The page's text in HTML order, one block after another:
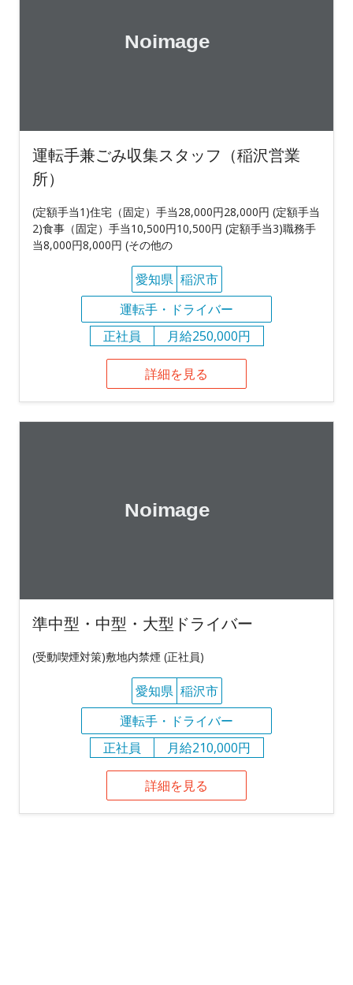
運転手兼ごみ収集スタッフ（稲沢営業
所）
(定額手当1)住宅（固定）手当28,000円28,000円 (定額手当
2)食事（固定）手当10,500円10,500円 (定額手当3)職務手
当8,000円8,000円 (その他の
愛知県 稲沢市
運転手・ドライバー
正社員
月給250,000円
詳細を見る
準中型・中型・大型ドライバー
(受動喫煙対策)敷地内禁煙 (正社員)
愛知県 稲沢市
運転手・ドライバー
正社員
月給210,000円
詳細を見る